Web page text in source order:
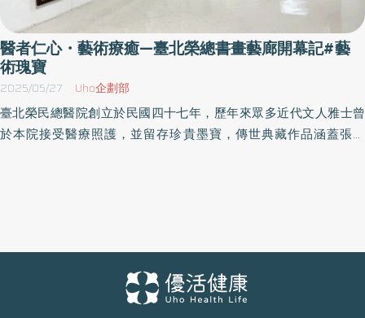
醫者仁心・藝術療癒—臺北榮總書畫藝廊開幕記#藝
術瑰寶
2025/05/27 Uho企劃部
臺北榮民總醫院創立於民國四十七年，歷年來眾多近代文人雅士曾
於本院接受醫療照護，並留存珍貴墨寶，傳世典藏作品涵蓋張大
打造「忘憂湖」鳥語花香的療癒景致 同時，亦將院內歷年收藏的珍
貴書畫整理歸檔，成立「臺北榮總書畫藝廊」，這是威明院長多年